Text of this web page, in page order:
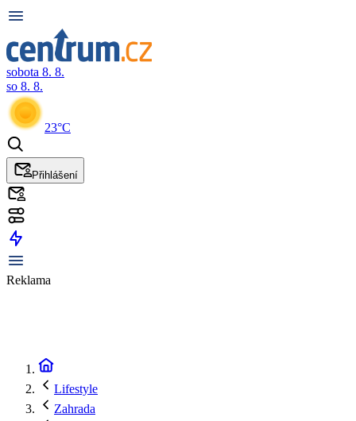
sobota 8. 8.
so 8. 8.
23°C
Přihlášení
Reklama
Lifestyle
Zahrada